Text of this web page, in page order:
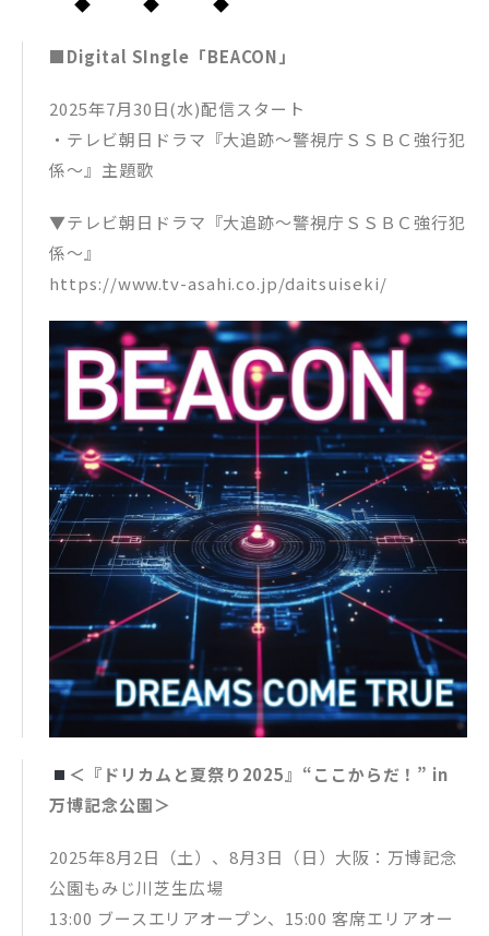
■Digital SIngle「BEACON」
2025年7月30日(水)配信スタート
・テレビ朝⽇ドラマ『⼤追跡〜警視庁ＳＳＢＣ強⾏犯
係〜』主題歌
▼テレビ朝⽇ドラマ『⼤追跡〜警視庁ＳＳＢＣ強⾏犯
係〜』
https://www.tv-asahi.co.jp/daitsuiseki/
＜『ドリカムと夏祭り2025』“ここからだ！” in
万博記念公園＞
2025年8月2日（土）、8月3日（日）大阪：万博記念
公園もみじ川芝生広場
13:00 ブースエリアオープン、15:00 客席エリアオー